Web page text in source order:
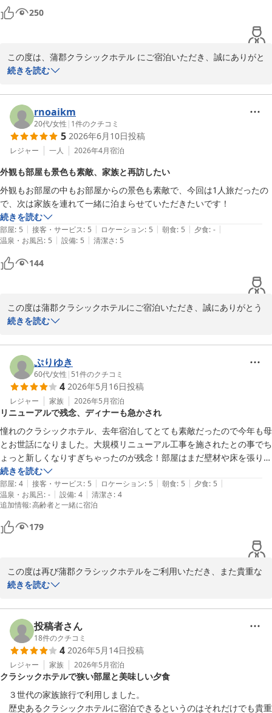
蒲郡クラシックホテル
季節は4月中下旬のつつじが満開の頃がベストシーズンだと思います。
250
この度は、蒲郡クラシックホテル にご宿泊いただき、誠にありがと
うございました。
ただけたご様子を大変嬉しく拝見いたしました。
また、つつじの季節についても素敵にご紹介いただきありがとうご
ざいます。四季折々で異なる表情をご覧いただけますので、ぜひま
た季節を変えてお越しくださいませ。
蒲郡クラシックホテル　宿泊課
蒲郡クラシックホテル
2026-05-14
続きを読む
rnoaikm
20代/女性 | 1件のクチコミ
5 2026年6月10日投稿
レジャー 一人 2026年4月宿泊
外観も部屋も景色も素敵、家族と再訪したい
外観もお部屋の中もお部屋からの景色も素敵で、今回は1人旅だったの
で、次は家族を連れて一緒に泊まらせていただきたいです！
続きを読む
部屋: 5 | 接客・サービス: 5 | ロケーション: 5 | 朝食: 5 | 夕食: - |
温泉・お風呂: 5 | 設備: 5 | 清潔さ: 5
144
この度は蒲郡クラシックホテルにご宿泊いただき、誠にありがとう
ございました。
と、大変嬉しく存じます。
次回はぜひご家族皆様でお越しいただき、思い出に残るひとときを
お過ごしくださいませ。
またのお帰りをスタッフ一同、心よりお待ちしております。
蒲郡クラシックホテル　宿泊課
蒲郡クラシックホテル
2026-06-10
続きを読む
ぷりゆき
60代/女性 | 51件のクチコミ
4 2026年5月16日投稿
レジャー 家族 2026年5月宿泊
リニューアルで残念、ディナーも急かされ
憧れのクラシックホテル、去年宿泊してとても素敵だったので今年も母
とお世話になりました。大規模リニューアル工事を施されたとの事でち
ょっと新しくなりすぎちゃったのが残念！部屋はまだ壁材や床を張り替
えた臭いが少し気になりました。バスタブも普通になってしまったな
ぁ…と同時にReFaのシャワーヘッドやドライヤー…と嬉しいけれど今時
になってしまったのですね。リフォームは有形文化財存続の為には仕方
ない事だと思うのですが…。
残念だったのが1番の楽しみのディナータイム。19:00に予約をしたの
は私達だけだったようで若いサーブのスタッフさん達が何となく早くお
皿下げたいんだろうな…という雰囲気が伝わったり窓に映ったり。お料
理に合わせてワインを頼んだのでもう少しゆっくりお料理を堪能したか
ったです。この日はクラツーさんのロイヤルグランステージの団体客が
いらしたので(利用したことあるのでわかってしまいました)忙しなかっ
だと良いのですが。10:00だとビジネスホテル見たいですよね？後期高
齢者の母とゆっくり過ごしたかったので。
続きを読む
部屋: 4 | 接客・サービス: 5 | ロケーション: 5 | 朝食: 5 | 夕食: 5 |
温泉・お風呂: - | 設備: 4 | 清潔さ: 4
追加情報:高齢者と一緒に宿泊
179
この度は再び蒲郡クラシックホテルをご利用いただき、また貴重な
お時間を割いてご感想をお寄せいただきまして誠にありがとうござ
昨年のご滞在をお気に召していただき、お母様との再訪先として当
ホテルをお選びいただけましたこと、大変光栄に存じます。
一方で、今回のリニューアルに際し、以前の趣やクラシックホテル
ならではの雰囲気が変わってしまったと感じられたこと、またお部
屋の臭いにつきましてもご不快な思いをお掛けしましたこと、心よ
りお詫び申し上げます。文化財として建物を守り続けるための改修
続きを読む
投稿者さん
18件のクチコミ
4 2026年5月14日投稿
レジャー 家族 2026年5月宿泊
クラシックホテルで狭い部屋と美味しい夕食
３世代の家族旅行で利用しました。
歴史あるクラシックホテルに宿泊できるというのはそれだけでも貴重